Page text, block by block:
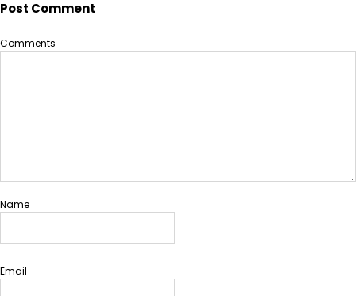
Post Comment
Comments
Name
Email